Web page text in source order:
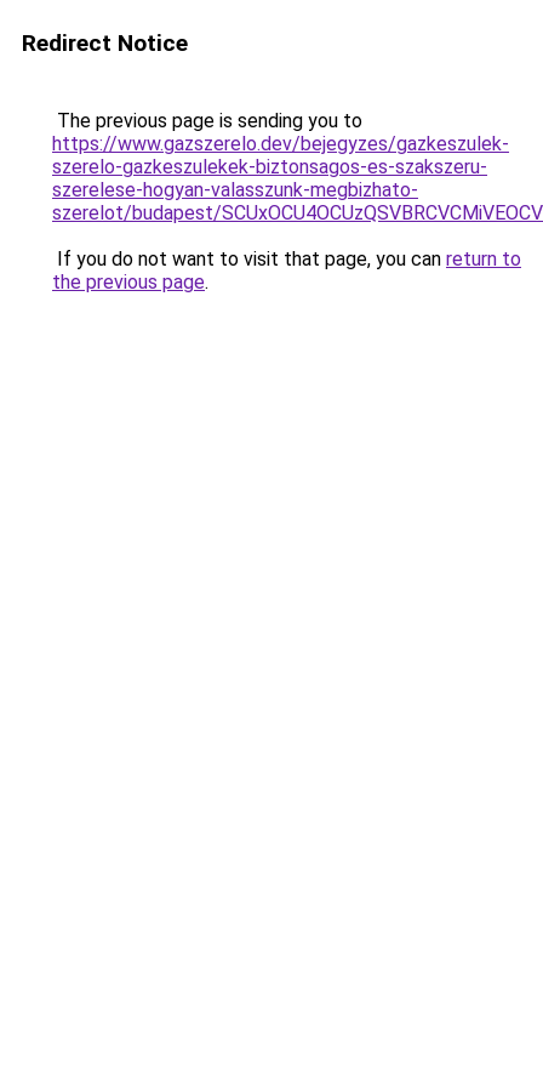
Redirect Notice
The previous page is sending you to
https://www.gazszerelo.dev/bejegyzes/gazkeszulek-
szerelo-gazkeszulekek-biztonsagos-es-szakszeru-
szerelese-hogyan-valasszunk-megbizhato-
szerelot/budapest/
If you do not want to visit that page, you can return to
the previous page.